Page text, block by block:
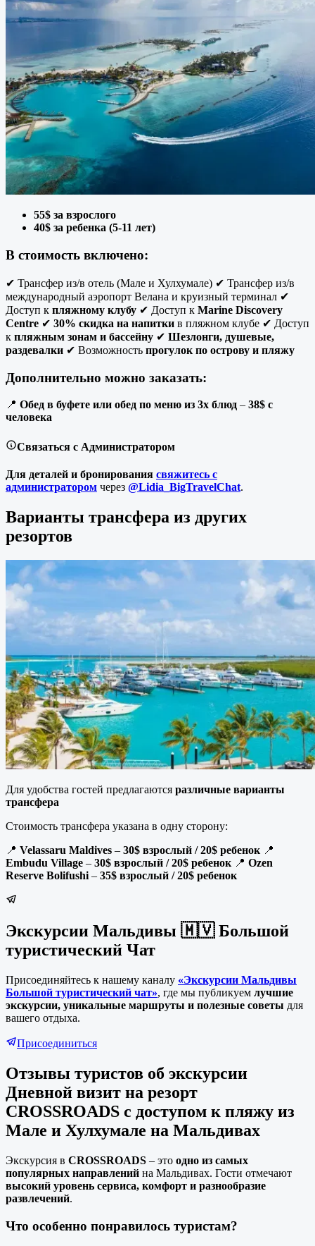
55$ за взрослого
40$ за ребенка (5-11 лет)
В стоимость включено:
✔ Трансфер из/в отель (Мале и Хулхумале) ✔ Трансфер из/в
международный аэропорт Велана и круизный терминал ✔
Доступ к пляжному клубу ✔ Доступ к Marine Discovery
Centre ✔ 30% скидка на напитки в пляжном клубе ✔ Доступ
к пляжным зонам и бассейну ✔ Шезлонги, душевые,
раздевалки ✔ Возможность прогулок по острову и пляжу
Дополнительно можно заказать:
📍 Обед в буфете или обед по меню из 3х блюд – 38$ с
человека
Связаться с Администратором
Для деталей и бронирования свяжитесь с
администратором через @Lidia_BigTravelChat.
Варианты трансфера из других
резортов
Для удобства гостей предлагаются различные варианты
трансфера
Стоимость трансфера указана в одну сторону:
📍 Velassaru Maldives – 30$ взрослый / 20$ ребенок 📍
Embudu Village – 30$ взрослый / 20$ ребенок 📍 Ozen
Reserve Bolifushi – 35$ взрослый / 20$ ребенок
Экскурсии Мальдивы 🇲🇻 Большой
туристический Чат
Присоединяйтесь к нашему каналу «Экскурсии Мальдивы
Большой туристический чат», где мы публикуем лучшие
экскурсии, уникальные маршруты и полезные советы для
вашего отдыха.
Присоединиться
Отзывы туристов об экскурсии
Дневной визит на резорт
CROSSROADS с доступом к пляжу из
Мале и Хулхумале на Мальдивах
Экскурсия в CROSSROADS – это одно из самых
популярных направлений на Мальдивах. Гости отмечают
высокий уровень сервиса, комфорт и разнообразие
развлечений.
Что особенно понравилось туристам?